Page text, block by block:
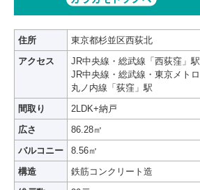
住所
東京都杉並区西荻北
アクセス
JR中央線・総武線「西荻窪」駅
JR中央線・総武線・東京メトロ
丸ノ内線「荻窪」駅
間取り
2LDK+納戸
広さ
86.28㎡
バルコニー
8.56㎡
構造
鉄筋コンクリート造